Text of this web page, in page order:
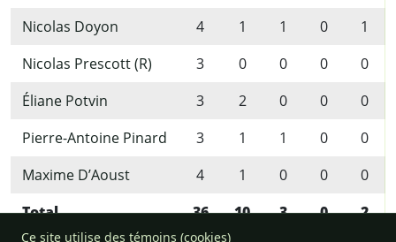
Nicolas Doyon
4 1 1 0
1
Nicolas Prescott (R)
3 0 0 0
0
Éliane Potvin
3 2 0 0
0
Pierre-Antoine Pinard
3 1 1 0
0
Maxime D’Aoust
4 1 0 0
0
Total
36 10 3 0 2
Ce site utilise des témoins (cookies)